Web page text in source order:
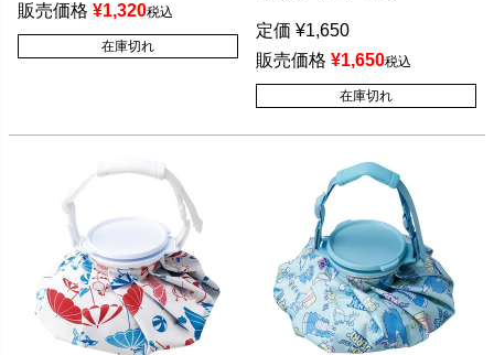
販売価格 ¥1,320税込
在庫切れ
定価 ¥1,650
販売価格 ¥1,650税込
在庫切れ